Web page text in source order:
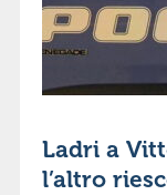
Ladri a
l’altro